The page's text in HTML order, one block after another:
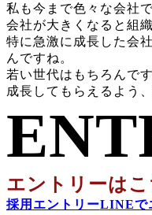
私も今まで色々な会社
会社が大きくなると組
特に急激に成長した会
んですね。
若い世代はもちろんで
成長してもらえるよう
エントリーは
採用エントリーLINEで